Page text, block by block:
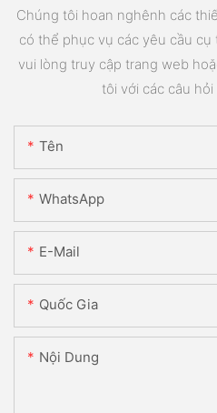
Chúng tôi hoan nghênh các
có thể phục vụ các yêu cầu
vui lòng truy cập trang web
tôi với các câu hỏi
Tên
WhatsApp
E-Mail
Quốc Gia
Nội Dung